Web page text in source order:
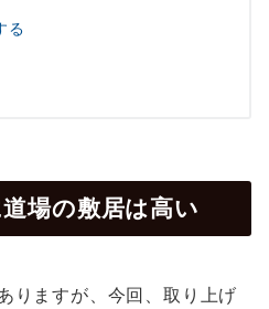
る
場の敷居は高い
りますが、今回、取り上げ